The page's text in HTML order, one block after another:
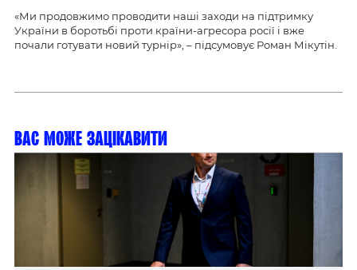
«Ми продовжимо проводити наші заходи на підтримку
України в боротьбі проти країни-агресора росії і вже
почали готувати новий турнір», – підсумовує Роман Мікутін.
Вас може зацікавити